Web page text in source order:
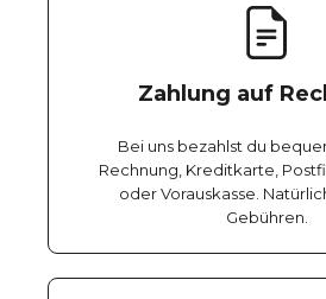
Zahlung auf
Bei uns bezahlst du
Rechnung, Kreditkarte,
oder Vorauskasse.
Gebühren.